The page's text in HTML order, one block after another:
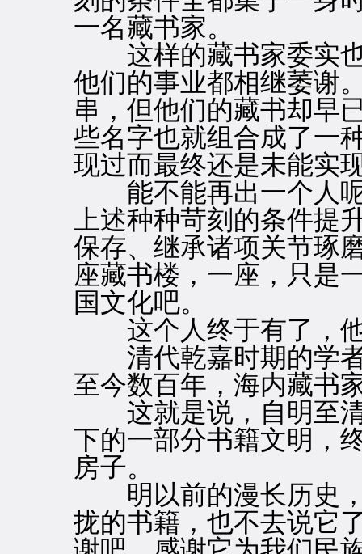
一名藏书家。
这样的藏书家委实也
他们的事业都相继萎谢
串，但他们的藏书却早
些名字也就组合成了一
现过而最终还是未能实
能不能再出一个人呢
上述种种苛刻的条件提
保存、继承诸项关节琢
座藏书楼，一座，只是
国文化吧。
这个人终于有了，他
清代乾嘉时期的学者
至今数百年，海内藏书
这就是说，自明至清
下的一部分书籍文明，
房子。
明以前的漫长历史，
拢的书籍，也不去说它